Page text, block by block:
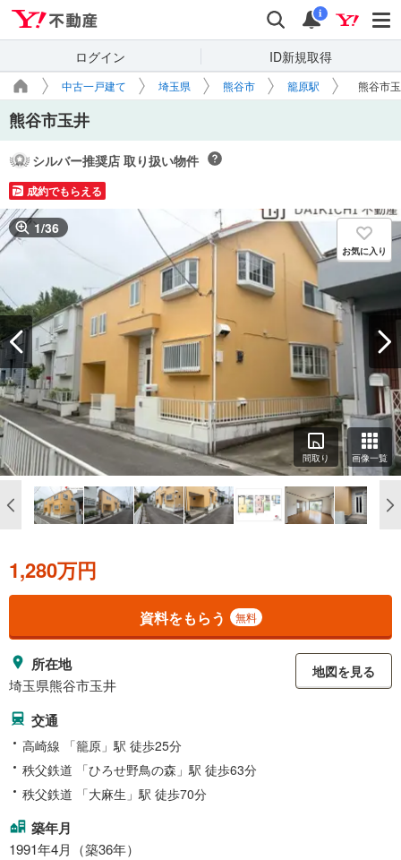
検索 通知
i
ログイン ID新規取得
中古一戸建て 埼玉県 熊谷市 籠原駅 熊谷市
熊谷市玉井
シルバー推奨店 取り扱い物件
成約でもらえる
1/36
お気に入り
間取り 画像一覧
1,280万円
資料をもらう 無料
所在地
埼玉県熊谷市玉井
地図を見る
交通
高崎線 「籠原」駅 徒歩25分
秩父鉄道 「ひろせ野鳥の森」駅 徒歩63分
秩父鉄道 「大麻生」駅 徒歩70分
築年月
1991年4月（築36年）